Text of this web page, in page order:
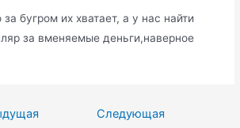
бугром их хватает, а у нас найти
за вменяемые деньги,наверное
Следующая